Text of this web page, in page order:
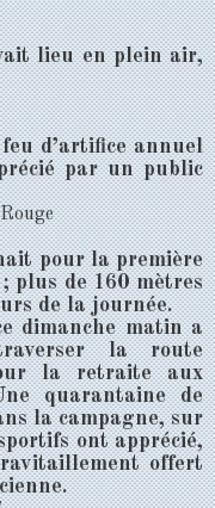
lieu en plein air,
d’artifice annuel
par un public
pour la première
plus de 160 mètres
de la journée.
dimanche matin a
la route
la retraite aux
quarantaine de
la campagne, sur
ont apprécié,
offert